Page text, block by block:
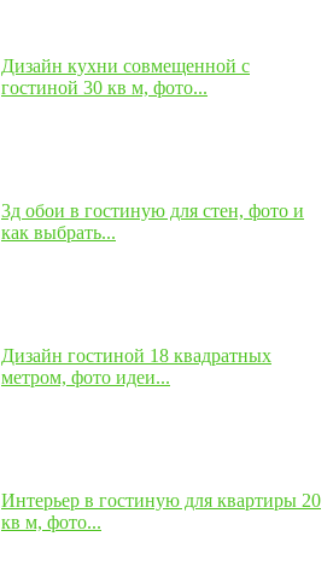
Дизайн кухни совмещенной с
гостиной 30 кв м, фото...
3д обои в гостиную для стен, фото и
как выбрать...
Дизайн гостиной 18 квадратных
метром, фото идеи...
Интерьер в гостиную для квартиры 20
кв м, фото...